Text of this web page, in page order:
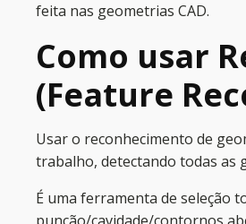
feita nas geometrias CAD.
Como usar
(Feature
Usar o reconhecimento de
trabalho, detectando todas as
É uma ferramenta de seleção